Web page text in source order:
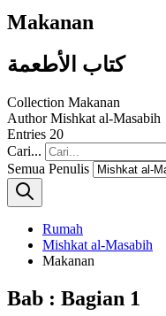
Makanan
كتاب الأطعمة
Collection Makanan
Author Mishkat al-Masabih
Entries 20
Cari...
Semua Penulis
Rumah
Mishkat al-Masabih
Makanan
Bab : Bagian 1